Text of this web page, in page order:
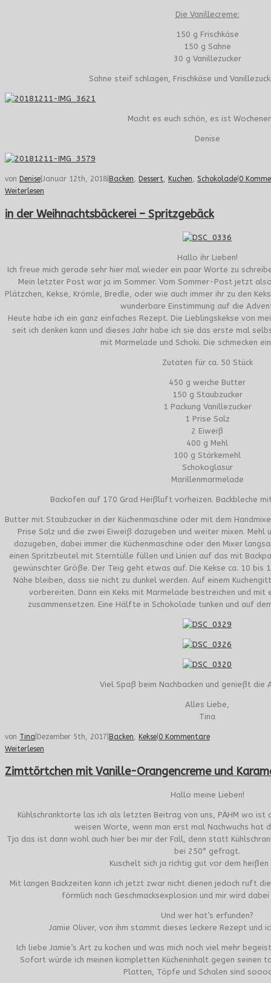
Die Vanillecreme:
150 g Frischkäse
150 g Sahne
30 g Vanillezucker
Sahne steif schlagen, Frischkäse und
Macht es euch schön, es ist
Denise
von Denise Januar 12th, 2018 Backen Dessert Kuchen Schokolade 0
Weiterlesen
in der Weihnachtsbäckerei – Spritzgebäck
Hallo ihr Lieben!
Ich freue mich gerade sehr hier mal wieder ein paar Worte zu
Mein letzter Post war ja im Sommer. Vom Sommer-Post jetzt
Plätzchen, Kekse, Krömle, Bredle, oder wie auch immer ihr zu den
wunderbare Einstimmung auf die
Heute habe ich ein ganz einfaches Rezept. Die Lieblingskekse von
seit ich denken kann und dieses Jahr habe ich sie das erste mal
mit Marmelade und Schoki. Die schmecken
Zutaten für ca. 50 Stück
450 g weiche Butter
150 g Staubzucker
1 Packung Vanillezucker
1 Prise Salz
2 Eiweiß
400 g Mehl
100 g Stärkemehl
Schokoglasur
Marillenmarmelade
Backofen auf 170 Grad Heißluft vorheizen. Backbleche
Butter mit Staubzucker in der Küchenmaschine oder mit dem
Prise Salz und die zwei Eiweiß dazugeben und weiter mixen. Mehl
dazugeben, dabei immer die Küchenmaschine oder den Mixer
einen Spritzbeutel mit Sterntülle füllen und Linien auf das mit
gewünschter Größe. Der Teig geht etwas auf. Die Kekse ca. 10 bis
Nähe bleiben, dass sie nicht zu dunkel werden. Auf einem
vorbereiten. Dann ein Keks mit Marmelade bestreichen und mit
zusammensetzen. Eine Hälfte in Schokolade tunken und auf
Viel Spaß beim Nachbacken und genießt die
Alles Liebe,
Tina
von Tina Dezember 5th, 2017 Backen Kekse 0 Kommentare
Weiterlesen
Zimttörtchen mit Vanille-Orangencreme und
Hallo meine Lieben!
Kühlschranktorte las ich als letzten Beitrag von uns, PÄHM wo ist
weisen Worte, wenn man erst mal Nachwuchs hat
Tja das ist dann wohl auch hier bei mir der Fall, denn statt
bei 250° gefragt.
Kuschelt sich ja richtig gut vor dem heißen
Mit langen Backzeiten kann ich jetzt zwar nicht dienen jedoch ruft
förmlich nach Geschmacksexplosion und mir wird
Und wer hat’s erfunden?
Jamie Oliver, von ihm stammt dieses leckere Rezept und
Ich liebe Jamie’s Art zu kochen und was mich noch viel mehr
Sofort würde ich meinen kompletten Kücheninhalt gegen seinen
Platten, Töpfe und Schalen sind